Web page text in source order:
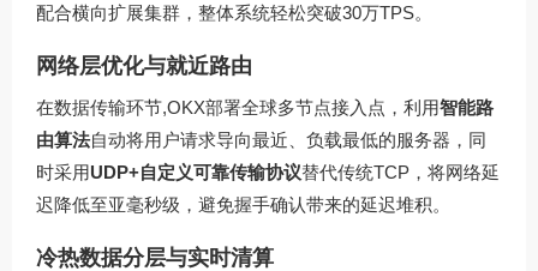
配合横向扩展集群，整体系统轻松突破30万TPS。
网络层优化与就近路由
在数据传输环节,OKX部署全球多节点接入点，利用智能路
由算法自动将用户请求导向最近、负载最低的服务器，同
时采用UDP+自定义可靠传输协议替代传统TCP，将网络延
迟降低至亚毫秒级，避免握手确认带来的延迟堆积。
冷热数据分层与实时清算